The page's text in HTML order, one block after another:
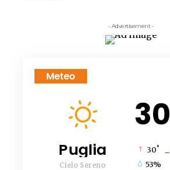
- Advertisement -
Meteo
30
Puglia
Cielo Sereno
30°
53%